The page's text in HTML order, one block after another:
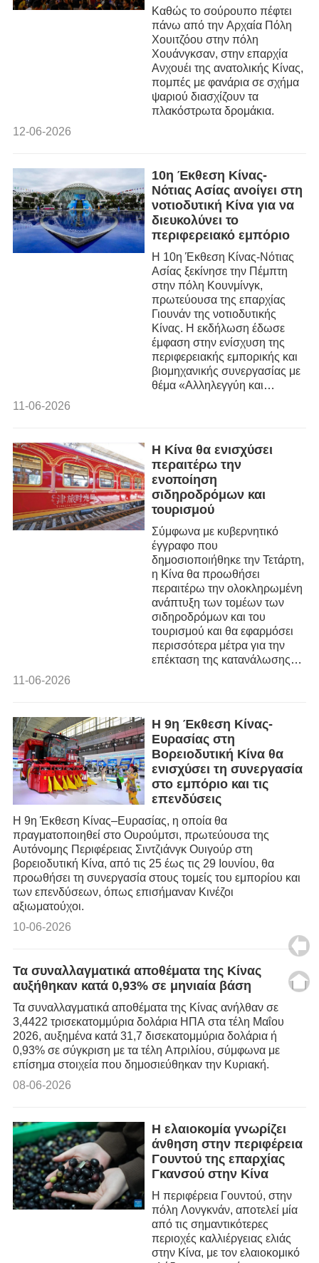
Καθώς το σούρουπο πέφτει
πάνω από την Αρχαία Πόλη
Χουιτζόου στην πόλη
Χουάνγκσαν, στην επαρχία
Ανχουέι της ανατολικής Κίνας,
πομπές με φανάρια σε σχήμα
ψαριού διασχίζουν τα
πλακόστρωτα δρομάκια.
12-06-2026
10η Έκθεση Κίνας-
Νότιας Ασίας ανοίγει στη
νοτιοδυτική Κίνα για να
διευκολύνει το
περιφερειακό εμπόριο
Η 10η Έκθεση Κίνας-Νότιας
Ασίας ξεκίνησε την Πέμπτη
στην πόλη Κουνμίνγκ,
πρωτεύουσα της επαρχίας
Γιουνάν της νοτιοδυτικής
Κίνας. Η εκδήλωση έδωσε
έμφαση στην ενίσχυση της
περιφερειακής εμπορικής και
βιομηχανικής συνεργασίας με
θέμα «Αλληλεγγύη και
11-06-2026
Η Κίνα θα ενισχύσει
περαιτέρω την
ενοποίηση
σιδηροδρόμων και
τουρισμού
Σύμφωνα με κυβερνητικό
έγγραφο που
δημοσιοποιήθηκε την Τετάρτη,
η Κίνα θα προωθήσει
περαιτέρω την ολοκληρωμένη
ανάπτυξη των τομέων των
σιδηροδρόμων και του
τουρισμού και θα εφαρμόσει
περισσότερα μέτρα για την
επέκταση της κατανάλωσης
11-06-2026
Η 9η Έκθεση Κίνας-
Ευρασίας στη
Βορειοδυτική Κίνα θα
ενισχύσει τη συνεργασία
στο εμπόριο και τις
επενδύσεις
Η 9η Έκθεση Κίνας–Ευρασίας, η οποία θα
πραγματοποιηθεί στο Ουρούμτσι, πρωτεύουσα της
Αυτόνομης Περιφέρειας Σιντζιάνγκ Ουιγούρ στη
βορειοδυτική Κίνα, από τις 25 έως τις 29 Ιουνίου, θα
προωθήσει τη συνεργασία στους τομείς του εμπορίου και
των επενδύσεων, όπως επισήμαναν Κινέζοι
αξιωματούχοι.
10-06-2026
Τα συναλλαγματικά αποθέματα της Κίνας
αυξήθηκαν κατά 0,93% σε μηνιαία βάση
Τα συναλλαγματικά αποθέματα της Κίνας ανήλθαν σε
3,4422 τρισεκατομμύρια δολάρια ΗΠΑ στα τέλη Μαΐου
2026, αυξημένα κατά 31,7 δισεκατομμύρια δολάρια ή
0,93% σε σύγκριση με τα τέλη Απριλίου, σύμφωνα με
επίσημα στοιχεία που δημοσιεύθηκαν την Κυριακή.
08-06-2026
Η ελαιοκομία γνωρίζει
άνθηση στην περιφέρεια
Γουντού της επαρχίας
Γκανσού στην Κίνα
Η περιφέρεια Γουντού, στην
πόλη Λονγκνάν, αποτελεί μία
από τις σημαντικότερες
περιοχές καλλιέργειας ελιάς
στην Κίνα, με τον ελαιοκομικό